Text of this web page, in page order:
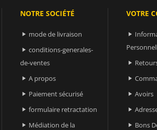
NOTRE SOCIÉTÉ
 mode de livraison
 conditions-generales-
de-ventes
 A propos
 Paiement sécurisé
 formulaire retractation
 Médiation de la
VOTRE



 Avoirs

 Bons